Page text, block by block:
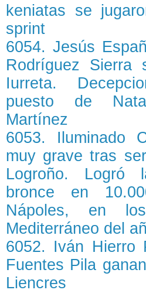
keniatas se
sprint
6054. Jesús
Rodríguez Sierra
Iurreta.
puesto de
Martínez
6053. Iluminado
muy grave tras
Logroño. Logró
bronce en
Nápoles, en
Mediterráneo del
6052. Iván Hierro
Fuentes Pila
Liencres